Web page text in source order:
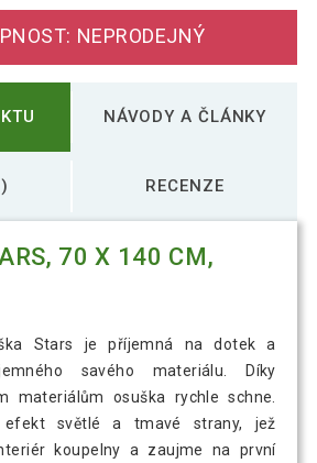
NEPRODEJNÝ
NÁVODY A ČLÁNKY
RECENZE
70 X 140 CM,
Stars je příjemná na dotek a
savého materiálu. Díky
materiálům osuška rychle schne.
efekt světlé a tmavé strany, jež
koupelny a zaujme na první